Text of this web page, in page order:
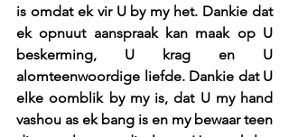
is omdat ek vir U by my het. Dankie dat
ek opnuut aanspraak kan maak op U
beskerming, U krag en U
alomteenwoordige liefde. Dankie dat U
elke oomblik by my is, dat U my hand
vashou as ek bang is en my bewaar teen